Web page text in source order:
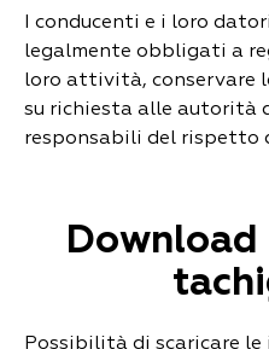
I conducenti e i loro
legalmente obbligati a
loro attività, conservare
su richiesta alle autorità
responsabili del rispetto
Possibilità di scaricare